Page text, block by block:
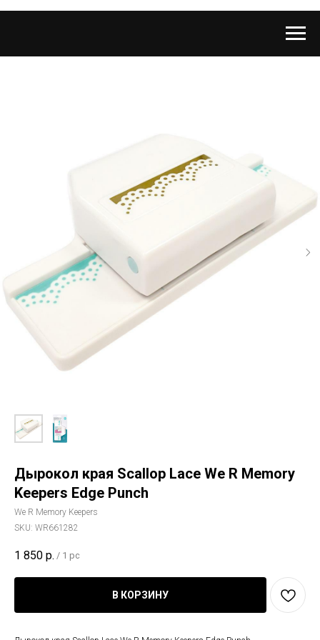
Дырокол края Scallop Lace We R Memory
Keepers Edge Punch
We R Memory Keepers
SKU: WR661282
1 850 р. / 1 pc
В КОРЗИНУ